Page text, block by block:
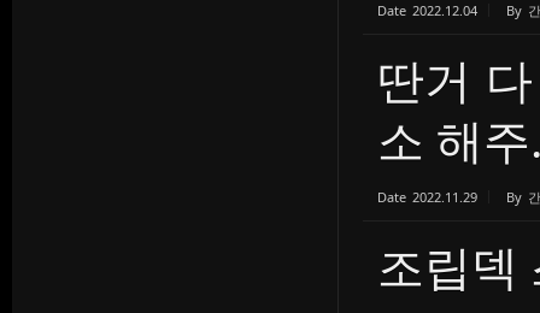
Date 2022.12.04 By
딴거
소 해
Date 2022.11.29 By
조립덱